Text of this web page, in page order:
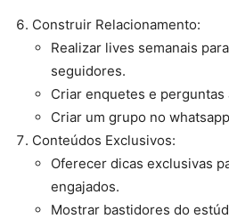
Construir Relacionamento:
Realizar lives semanais
seguidores.
Criar enquetes e
Criar um grupo no
Conteúdos Exclusivos:
Oferecer dicas exclusivas
engajados.
Mostrar bastidores do